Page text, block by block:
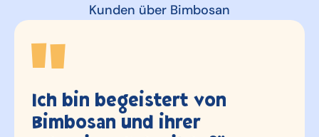
Kunden über Bimbosan
Etwas melancholisch
wir heute die Bimbosan